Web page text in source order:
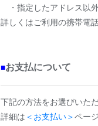
・指定したアドレス以
詳しくはご利用の携帯電
■お支払について
下記の方法をお選びいただ
詳細は ＜お支払い＞ペー